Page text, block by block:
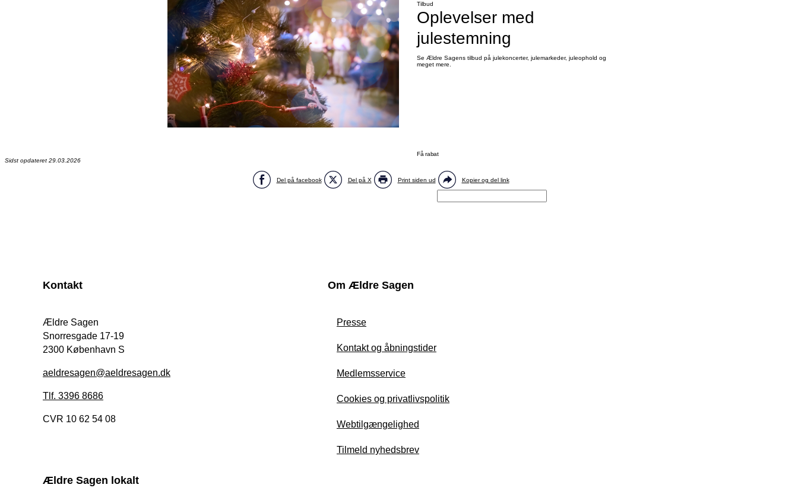
Tilbud
Oplevelser med
julestemning
Se Ældre Sagens tilbud på julekoncerter, julemarkeder, juleophold og
meget mere.
Få rabat
Sidst opdateret 29.03.2026
Del på facebook Del på X Print siden ud Kopier og del link
Kontakt
Ældre Sagen
Snorresgade 17-19
2300 København S
aeldresagen@aeldresagen.dk
Tlf. 3396 8686
CVR 10 62 54 08
Om Ældre Sagen
Presse
Kontakt og åbningstider
Medlemsservice
Cookies og privatlivspolitik
Webtilgængelighed
Tilmeld nyhedsbrev
Ældre Sagen lokalt